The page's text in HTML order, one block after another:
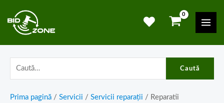
content
Caută
Prima pagină / Servicii / Servicii reparații / Reparatii